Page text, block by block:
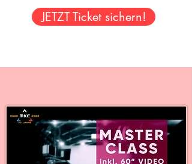
JETZT Ticket sichern!